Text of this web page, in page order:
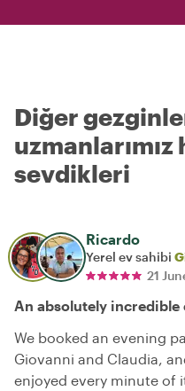
Diğer
uzmanlarımız
sevdikleri
Ricardo
Yerel ev sahibi
21
An absolutely incredible
We booked an evening
Giovanni and Claudia,
enjoyed every minute of